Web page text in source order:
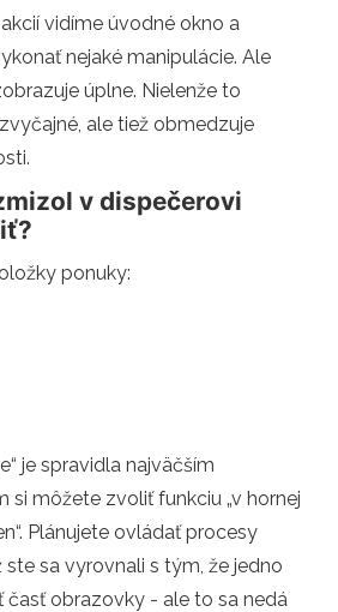
vidíme úvodné okno a
nejaké manipulácie. Ale
úplne. Nielenže to
ale tiež obmedzuje
v dispečerovi
ponuky:
je spravidla najväčším
si môžete zvoliť funkciu „v hornej
Plánujete ovládať procesy
sa vyrovnali s tým, že jedno
časť obrazovky - ale to sa nedá